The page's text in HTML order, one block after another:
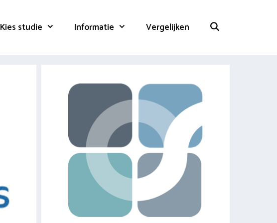
Kies studie Informatie Vergelijken